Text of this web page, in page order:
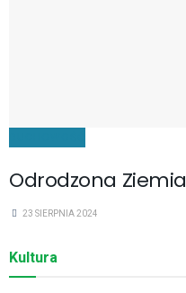
Odrodzona Ziemia
23 SIERPNIA 2024
Kultura